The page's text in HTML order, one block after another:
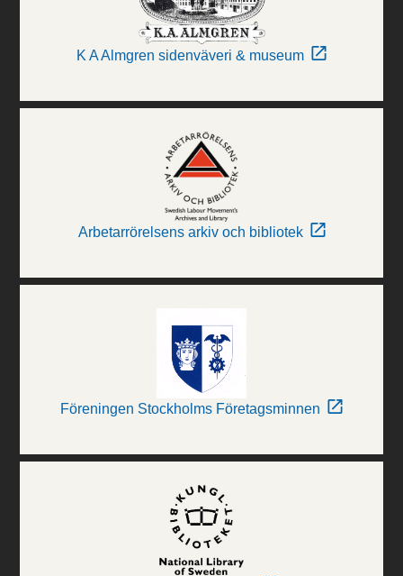
K A Almgren sidenväveri & museum
Arbetarrörelsens arkiv och bibliotek
Föreningen Stockholms Företagsminnen